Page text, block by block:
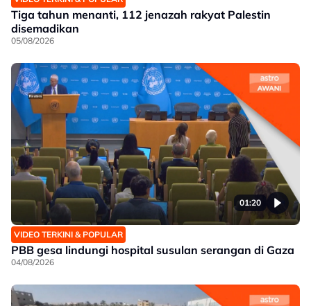
Tiga tahun menanti, 112 jenazah rakyat Palestin
disemadikan
05/08/2026
01:20
VIDEO TERKINI & POPULAR
PBB gesa lindungi hospital susulan serangan di Gaza
04/08/2026